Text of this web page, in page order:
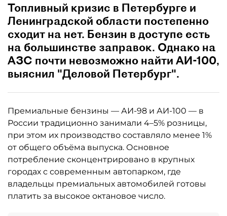
Топливный кризис в Петербурге и
Ленинградской области постепенно
сходит на нет. Бензин в доступе есть
на большинстве заправок. Однако на
АЗС почти невозможно найти АИ-100,
выяснил "Деловой Петербург".
Премиальные бензины — АИ-98 и АИ-100 — в
России традиционно занимали 4–5% розницы,
при этом их производство составляло менее 1%
от общего объёма выпуска. Основное
потребление сконцентрировано в крупных
городах с современным автопарком, где
владельцы премиальных автомобилей готовы
платить за высокое октановое число.